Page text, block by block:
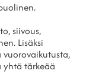
siivous,
Lisäksi
tärkeää